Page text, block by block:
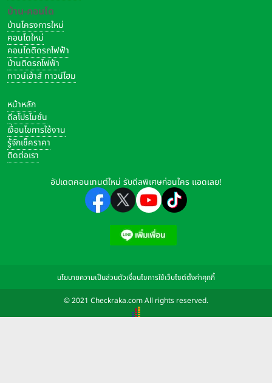
บ้าน-คอนโด
บ้านโครงการใหม่
คอนโดใหม่
คอนโดติดรถไฟฟ้า
บ้านติดรถไฟฟ้า
ทาวน์เฮ้าส์ ทาวน์โฮม
หน้าหลัก
ดีลโปรโมชั่น
เงื่อนไขการใช้งาน
รู้จักเช็คราคา
ติดต่อเรา
อัปเดตคอนเทนต์ใหม่ รับดีลพิเศษก่อนใคร แอดเลย!
นโยบายความเป็นส่วนตัวเงื่อนไขการใช้เว็บไซต์ตั้งค่าคุกกี้
© 2021 Checkraka.com All rights reserved.